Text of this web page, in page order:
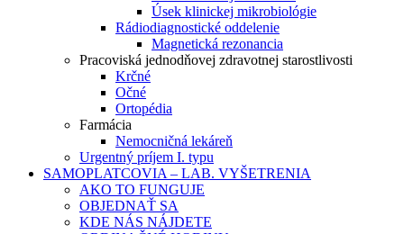
Úsek klinickej mikrobiológie
Rádiodiagnostické oddelenie
Magnetická rezonancia
Pracoviská jednodňovej zdravotnej starostlivosti
Krčné
Očné
Ortopédia
Farmácia
Nemocničná lekáreň
Urgentný príjem I. typu
SAMOPLATCOVIA – LAB. VYŠETRENIA
AKO TO FUNGUJE
OBJEDNAŤ SA
KDE NÁS NÁJDETE